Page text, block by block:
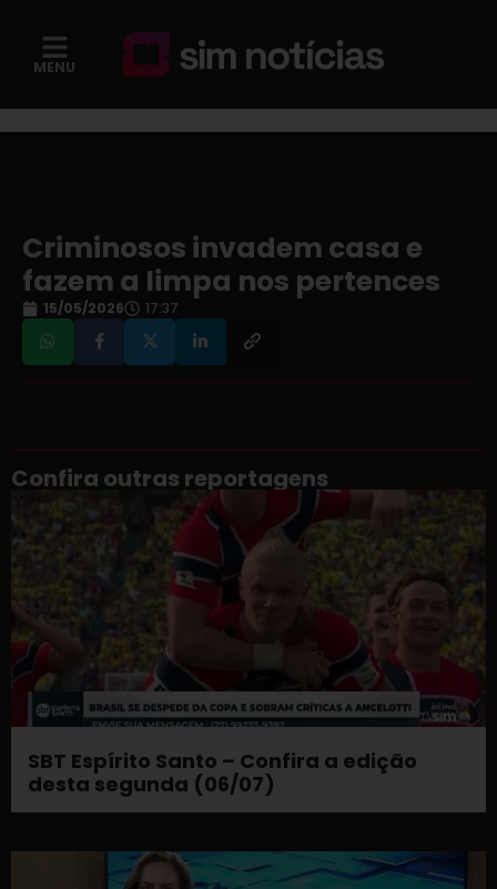
MENU
Criminosos invadem casa e
fazem a limpa nos pertences
15/05/2026 17:37
Confira outras reportagens
SBT Espírito Santo – Confira a edição
desta segunda (06/07)